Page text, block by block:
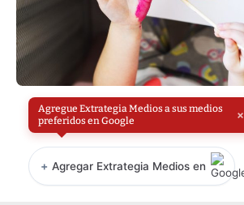
Agregue Extrategia Medios a sus medios
preferidos en Google
×
+ Agregar Extrategia Medios en